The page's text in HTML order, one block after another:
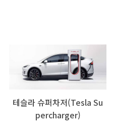
테슬라 슈퍼차저(Tesla Su
percharger)